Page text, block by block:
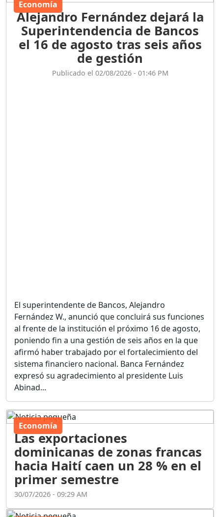
Economía
Alejandro Fernández dejará la
Superintendencia de Bancos
el 16 de agosto tras seis años
de gestión
Publicado el 02/08/2026 - 01:46 PM
El superintendente de Bancos, Alejandro
Fernández W., anunció que concluirá sus funciones
al frente de la institución el próximo 16 de agosto,
poniendo fin a una gestión de seis años en la que
afirmó haber trabajado por el fortalecimiento del
sistema financiero nacional. Banca Fernández
expresó su agradecimiento al presidente Luis
Abinad...
Economía
Las exportaciones
dominicanas de zonas francas
hacia Haití caen un 28 % en el
primer semestre
30/07/2026 - 09:29 AM